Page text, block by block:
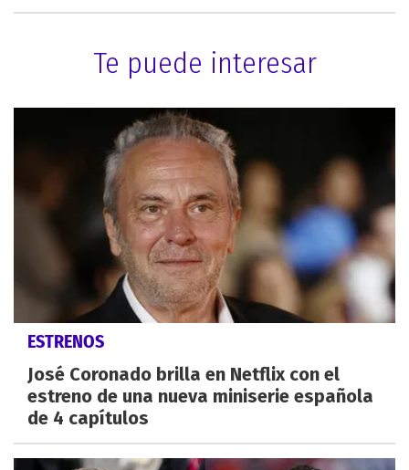
Te puede interesar
ESTRENOS
José Coronado brilla en Netflix con el
estreno de una nueva miniserie española
de 4 capítulos